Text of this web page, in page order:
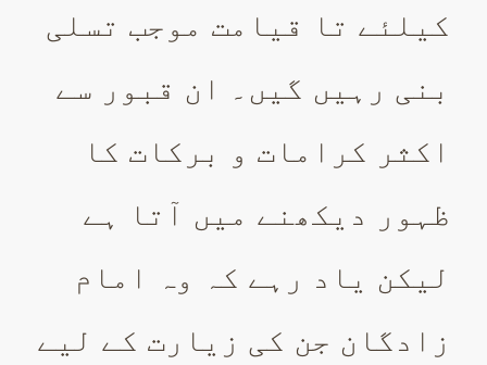
کیلئے تا قیامت موجب تسلی
بنی رہیں گیں۔ ان قبور سے
اکثر کرامات و برکات کا
ظہور دیکھنے میں آتا ہے
لیکن یاد رہے کہ وہ امام
زادگان جن کی زیارت کے لیے